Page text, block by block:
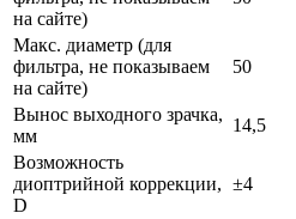
на сайте)
Макс. диаметр (для
фильтра, не показываем
на сайте)
50
Вынос выходного зрачка,
мм
14,5
Возможность
диоптрийной коррекции,
D
±4